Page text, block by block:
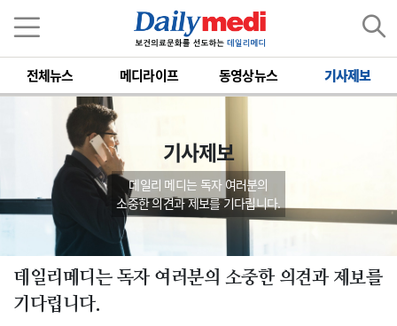
전체뉴스 메디라이프 동영상뉴스 기사제보
기사제보
데일리 메디는 독자 여러분의
소중한 의견과 제보를 기다립니다.
데일리메디는 독자 여러분의 소중한 의견과 제보를
기다립니다.